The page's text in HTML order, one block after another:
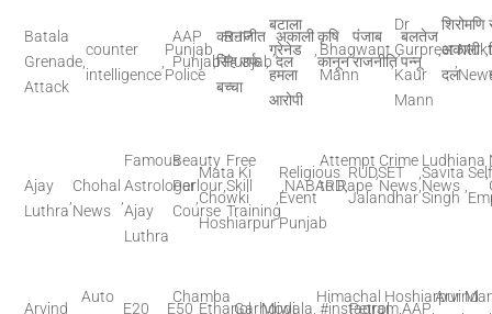
Batala
Grenade
Attack
counter
intelligence
Punjab
Police
,
करनजीत
सिंह उर्फ
बच्चा
,
बटाला
ग्रेनेड
हमला
आरोपी
AAP
Punjab
BJP
Punjab
,
अकाली
दल
कृषि
कानून
,
पंजाब
राजनीति
,
बलतेज
पन्नू
,
शिरोमणि
अकाली
दल
,
Bhagwant
Mann
,
Dr
Gurpreet
Kaur
Mann
Ajay
Luthra
Chohal
News
Famous
Astrologer
Ajay
Luthra
Mata Ki
Chowki
Hoshiarpur
Religious
Event
Punjab
Beauty
Parlour
Course
,
Free
Skill
Training
NABARD,
RUDSET
Jalandhar
,
Savita
Singh
Self
Attempt
to Rape
,
Crime
News
,
Ludhiana
News
,
Arvind
Auto
E20
E50 Ethanol Modi
Petrol
Chamba
,Garhdiwala
Himachal
,
Hoshiarpur
#instagram,AAP
Arvind